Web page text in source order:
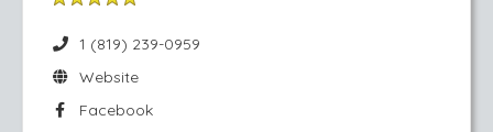
1 (819) 239-0959
Website
Facebook